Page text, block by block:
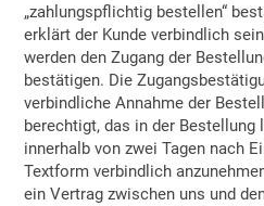
„zahlungspflichtig bestellen“
erklärt der Kunde verbindlich
werden den Zugang der
bestätigen. Die
verbindliche Annahme der
berechtigt, das in der Bestellung
innerhalb von zwei Tagen nach
Textform verbindlich
ein Vertrag zwischen uns und